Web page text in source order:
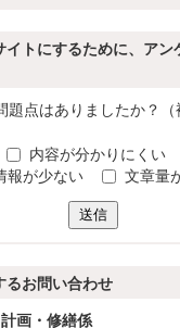
イトにするために、アン
題点はありましたか？（
内容が分かりにくい
報が少ない 文章量
送信
るお問い合わせ
画・修繕係